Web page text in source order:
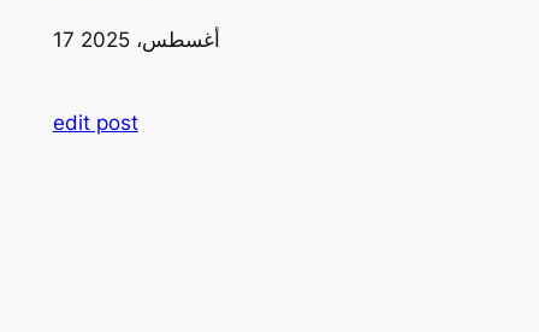
17 أغسطس، 2025
edit post